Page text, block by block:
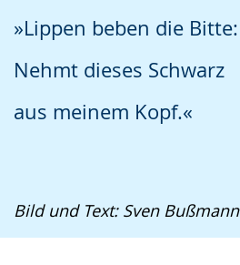
»Lippen beben die Bitte:
Nehmt dieses Schwarz
aus meinem Kopf.«
Bild und Text: Sven Bußmann
wechseln.
Deutscher
Gebärdensprache
angezeigt.